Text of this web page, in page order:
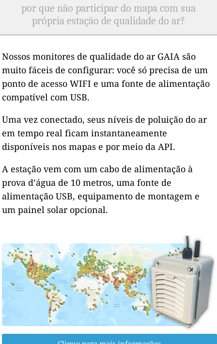
por que não participar do mapa com sua
própria estação de qualidade do ar?
Nossos monitores de qualidade do ar GAIA são
muito fáceis de configurar: você só precisa de um
ponto de acesso WIFI e uma fonte de alimentação
compatível com USB.
Uma vez conectado, seus níveis de poluição do ar
em tempo real ficam instantaneamente
disponíveis nos mapas e por meio da API.
A estação vem com um cabo de alimentação à
prova d’água de 10 metros, uma fonte de
alimentação USB, equipamento de montagem e
um painel solar opcional.